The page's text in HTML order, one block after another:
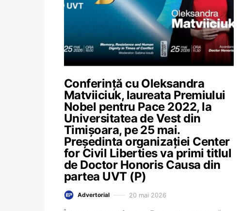
Conferință cu Oleksandra
Matviiciuk, laureata Premiului
Nobel pentru Pace 2022, la
Universitatea de Vest din
Timișoara, pe 25 mai.
Președinta organizației Center
for Civil Liberties va primi titlul
de Doctor Honoris Causa din
partea UVT (P)
Advertorial 20 mai 2026